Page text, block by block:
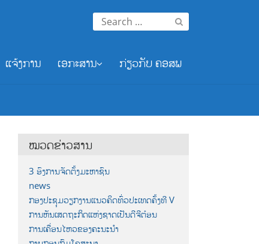
Search
for:
ແຈ້ງການ ເອກະສານ ກ່ຽວກັບ ຄອສພ
ໝວດຂ່າວສານ
3 ອົງການຈັດຕັ້ງມະຫາຊົນ
news
ກອງປະຊຸມວຽກງານແນວຄິດທົ່ວປະເທດຄັ້ງທີ V
ການຫັນເສດຖະກິດແຫ່ງຊາດເປັນດີຈີຕ໋ອນ
ການເຄື່ອນໄຫວຂອງຄະນະນຳ